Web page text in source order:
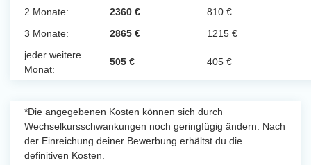
2 Monate: 2360 €
810 €
3 Monate:
2865 €
1215 €
jeder weitere
Monat:
505 € 405 €
*Die angegebenen Kosten können sich durch
Wechselkursschwankungen noch geringfügig ändern. Nach
der Einreichung deiner Bewerbung erhältst du die
definitiven Kosten.